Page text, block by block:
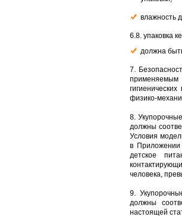
влажность
6.8. упаковка
должна
7.
применяемым
физико-
8.
должны
Условия
в Приложении
детское
человека,
9.
должны
настоящей